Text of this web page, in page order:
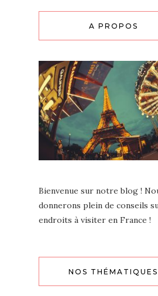
A PROPOS
Bienvenue sur notre blog !
donnerons plein de conseils
endroits à visiter en France !
NOS THÉMATIQUES